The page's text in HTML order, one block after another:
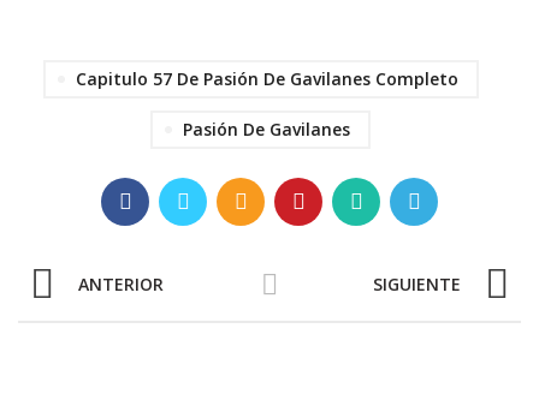
Capitulo 57 De Pasión De Gavilanes Completo
Pasión De Gavilanes
ANTERIOR SIGUIENTE